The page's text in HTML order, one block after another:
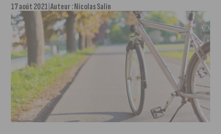
17 août 2021 Auteur :Nicolas Salin